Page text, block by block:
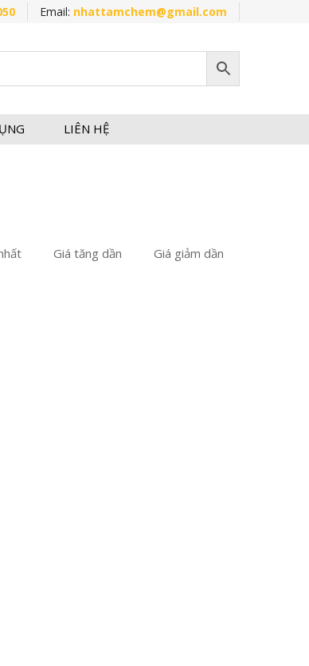
Email: nhattamchem@gmail.com
LIÊN HỆ
Giá tăng dần Giá giảm dần